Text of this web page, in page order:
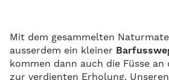
Mit dem gesammelten
ausserdem ein kleiner
kommen dann auch die Füsse
zur verdienten Erholung.